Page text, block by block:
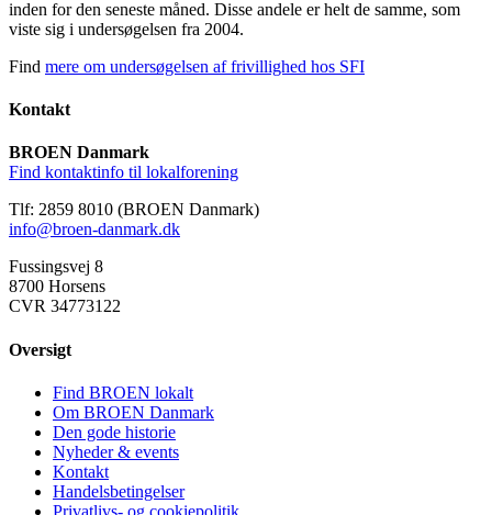
inden for den seneste måned. Disse andele er helt de samme, som
viste sig i undersøgelsen fra 2004.
Find mere om undersøgelsen af frivillighed hos SFI
Kontakt
BROEN Danmark
Find kontaktinfo til lokalforening
Tlf: 2859 8010 (BROEN Danmark)
info@broen-danmark.dk
Fussingsvej 8
8700 Horsens
CVR 34773122
Oversigt
Find BROEN lokalt
Om BROEN Danmark
Den gode historie
Nyheder & events
Kontakt
Handelsbetingelser
Privatlivs- og cookiepolitik